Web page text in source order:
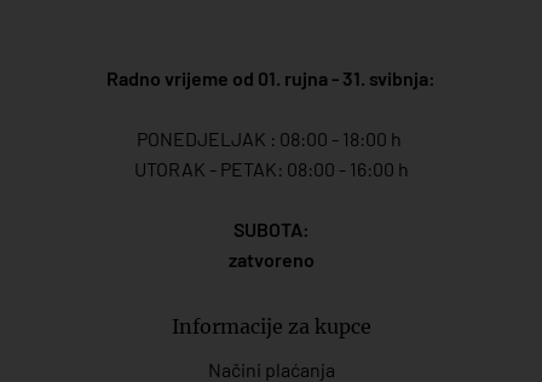
Radno vrijeme od 01. rujna - 31. svibnja:
PONEDJELJAK : 08:00 - 18:00 h
UTORAK - PETAK: 08:00 - 16:00 h
SUBOTA:
zatvoreno
Informacije za kupce
Načini plaćanja